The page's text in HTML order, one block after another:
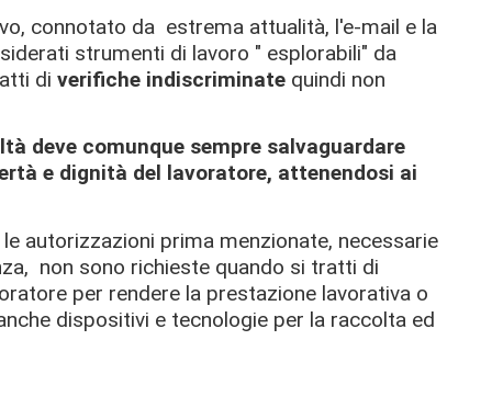
connotato da estrema attualità, l'e-mail e la
strumenti di lavoro " esplorabili" da
di verifiche indiscriminate quindi non
deve comunque sempre salvaguardare
e dignità del lavoratore, attenendosi ai
autorizzazioni prima menzionate, necessarie
non sono richieste quando si tratti di
per rendere la prestazione lavorativa o
dispositivi e tecnologie per la raccolta ed